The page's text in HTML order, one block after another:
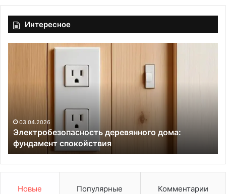
Интересное
о
п
а
03.04.2026
Электробезопасность деревянного дома:
фундамент спокойствия
а
р
Новые Популярные Комментарии